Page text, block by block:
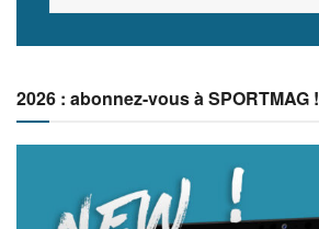
2026 : abonnez-vous à SPORTMAG !